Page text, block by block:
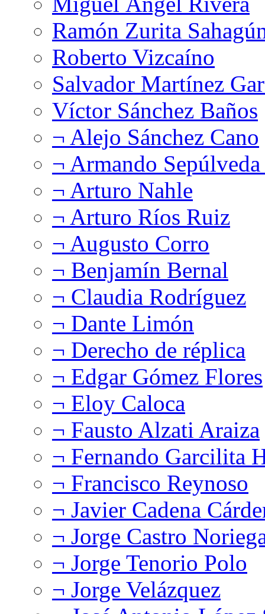
Ramón Zurita
Roberto Vizcaíno
Salvador Martínez
Víctor Sánchez Baños
¬ Alejo Sánchez Cano
¬ Armando
¬ Arturo Nahle
¬ Arturo Ríos Ruiz
¬ Augusto Corro
¬ Benjamín Bernal
¬ Claudia Rodríguez
¬ Dante Limón
¬ Derecho de réplica
¬ Edgar Gómez Flores
¬ Eloy Caloca
¬ Fausto Alzati Araiza
¬ Fernando Garcilita
¬ Francisco Reynoso
¬ Javier Cadena
¬ Jorge Castro
¬ Jorge Tenorio Polo
¬ Jorge Velázquez